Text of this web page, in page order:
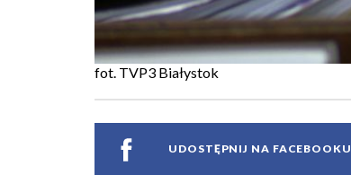
fot. TVP3 Białystok
UDOSTĘPNIJ NA FACEBOOKU